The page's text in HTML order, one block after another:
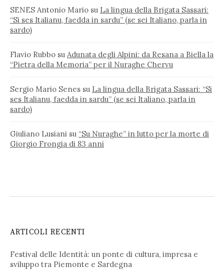
SENES Antonio Mario su La lingua della Brigata Sassari:
“Si ses Italianu, faedda in sardu” (se sei Italiano, parla in
sardo)
Flavio Rubbo su Adunata degli Alpini: da Resana a Biella la
“Pietra della Memoria” per il Nuraghe Chervu
Sergio Mario Senes su La lingua della Brigata Sassari: “Si
ses Italianu, faedda in sardu” (se sei Italiano, parla in
sardo)
Giuliano Lusiani su “Su Nuraghe” in lutto per la morte di
Giorgio Frongia di 83 anni
ARTICOLI RECENTI
Festival delle Identità: un ponte di cultura, impresa e
sviluppo tra Piemonte e Sardegna